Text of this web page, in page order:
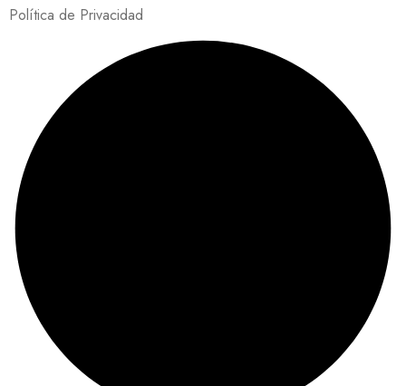
Política de Privacidad